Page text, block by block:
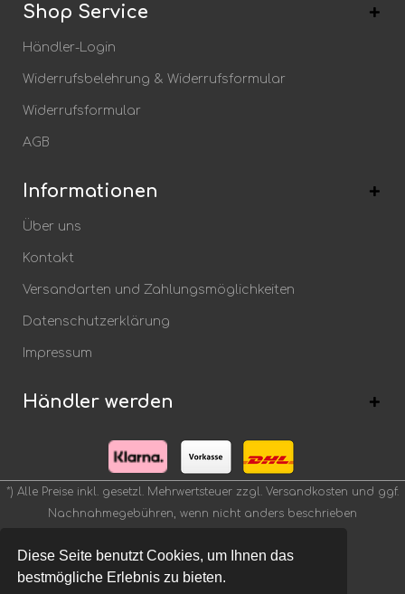
Diese Seite benutzt Cookies, um Ihnen das
bestmögliche Erlebnis zu bieten.
Shop Service
Händler-Login
Widerrufsbelehrung & Widerrufsformular
Widerrufsformular
AGB
Informationen
Über uns
Kontakt
Versandarten und Zahlungsmöglichkeiten
Datenschutzerklärung
Impressum
Händler werden
*) Alle Preise inkl. gesetzl. Mehrwertsteuer zzgl. Versandkosten und ggf.
Nachnahmegebühren, wenn nicht anders beschrieben
Theme by- webfellows UG